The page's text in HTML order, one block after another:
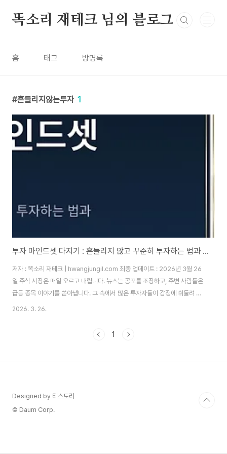
똑소리 재테크 님의 블로그
홈 태그 방명록
흔들리지않는투자 1
투자 마인드셋 다지기 : 흔들리지 않고 꾸준히 투자하는 법과 필요한 마음가짐
저자 : 똑소리 재테크 | hwangjungil.com 최종 업데이트 : 2026년 3월 26
일 주식 시장은 매일 오르고 내립니다. 뉴스는 공포를 조장하고, 주변 사람들은
급등 종목 이야기를 쏟아냅니다. 그 속에서 많은 투자자들이 감정에 휘둘려 고
점에 사고 저점에 팔고 맙니다. 왜 이런 일이 반복될까요? 바로 투자 마인드셋
지 않는 마음가짐을 다져야 합니다. 이 글은 10년 이상 주식과 ETF 투자를 직
2026. 3. 26.
1
Designed by 티스토리
© Daum Corp.